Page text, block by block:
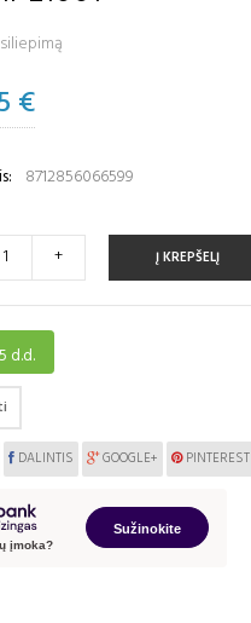
€
8712856066599
+ Į KREPŠELĮ
d.d.
DALINTIS GOOGLE+ PINTEREST